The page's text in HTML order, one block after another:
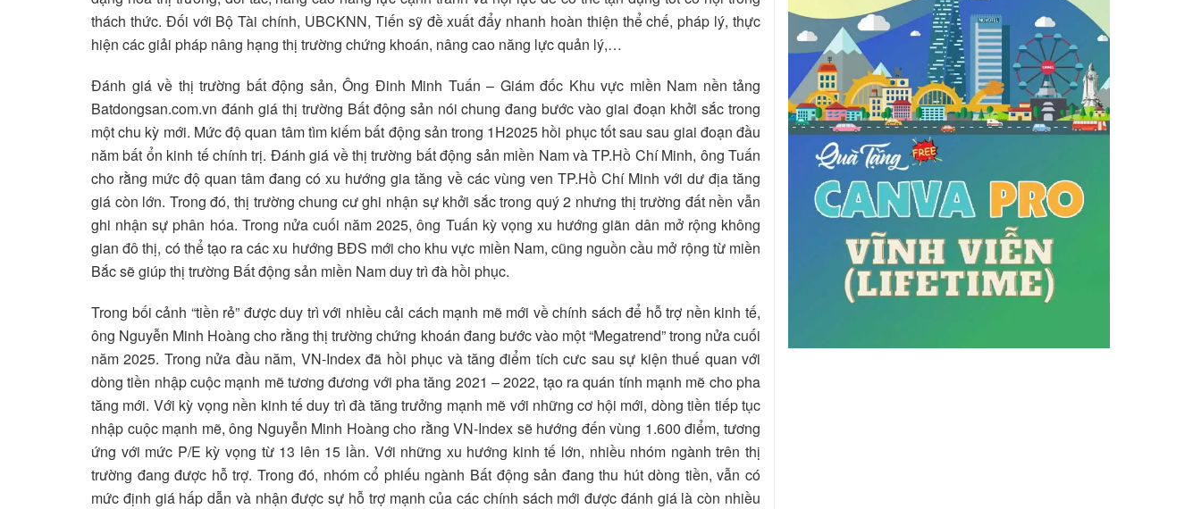
thách thức. Đối với Bộ Tài chính, UBCKNN, Tiến sỹ đề xuất đẩy nhanh hoàn thiện thể chế, pháp lý, thực
hiện các giải pháp nâng hạng thị trường chứng khoán, nâng cao năng lực quản lý,…
Đánh giá về thị trường bất động sản, Ông Đinh Minh Tuấn – Giám đốc Khu vực miền Nam nền tảng
Batdongsan.com.vn đánh giá thị trường Bất động sản nói chung đang bước vào giai đoạn khởi sắc trong
một chu kỳ mới. Mức độ quan tâm tìm kiếm bất động sản trong 1H2025 hồi phục tốt sau sau giai đoạn đầu
năm bất ổn kinh tế chính trị. Đánh giá về thị trường bất động sản miền Nam và TP.Hồ Chí Minh, ông Tuấn
cho rằng mức độ quan tâm đang có xu hướng gia tăng về các vùng ven TP.Hồ Chí Minh với dư địa tăng
giá còn lớn. Trong đó, thị trường chung cư ghi nhận sự khởi sắc trong quý 2 nhưng thị trường đất nền vẫn
ghi nhận sự phân hóa. Trong nửa cuối năm 2025, ông Tuấn kỳ vọng xu hướng giãn dân mở rộng không
gian đô thị, có thể tạo ra các xu hướng BĐS mới cho khu vực miền Nam, cũng nguồn cầu mở rộng từ miền
Bắc sẽ giúp thị trường Bất động sản miền Nam duy trì đà hồi phục.
Trong bối cảnh “tiền rẻ” được duy trì với nhiều cải cách mạnh mẽ mới về chính sách để hỗ trợ nền kinh tế,
ông Nguyễn Minh Hoàng cho rằng thị trường chứng khoán đang bước vào một “Megatrend” trong nửa cuối
năm 2025. Trong nửa đầu năm, VN-Index đã hồi phục và tăng điểm tích cưc sau sự kiện thuế quan với
dòng tiền nhập cuộc mạnh mẽ tương đương với pha tăng 2021 – 2022, tạo ra quán tính mạnh mẽ cho pha
tăng mới. Với kỳ vọng nền kinh tế duy trì đà tăng trưởng mạnh mẽ với những cơ hội mới, dòng tiền tiếp tục
nhập cuộc mạnh mẽ, ông Nguyễn Minh Hoàng cho rằng VN-Index sẽ hướng đến vùng 1.600 điểm, tương
ứng với mức P/E kỳ vọng từ 13 lên 15 lần. Với những xu hướng kinh tế lớn, nhiều nhóm ngành trên thị
trường đang được hỗ trợ. Trong đó, nhóm cổ phiếu ngành Bất động sản đang thu hút dòng tiền, vẫn có
mức định giá hấp dẫn và nhận được sự hỗ trợ mạnh của các chính sách mới được đánh giá là còn nhiều